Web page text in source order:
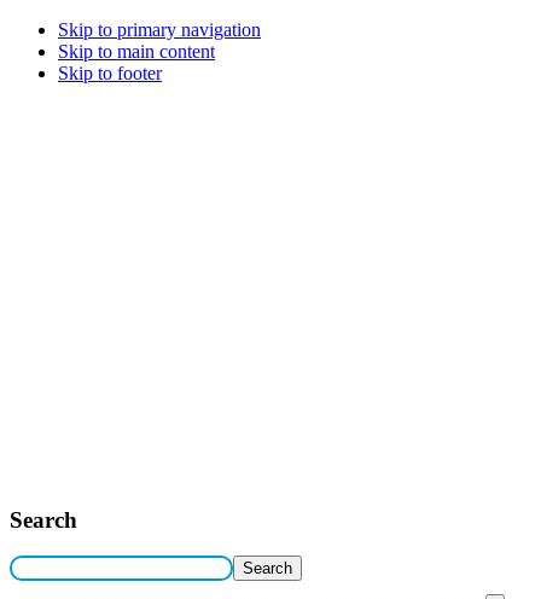
Skip to primary navigation
Skip to main content
Skip to footer
Search